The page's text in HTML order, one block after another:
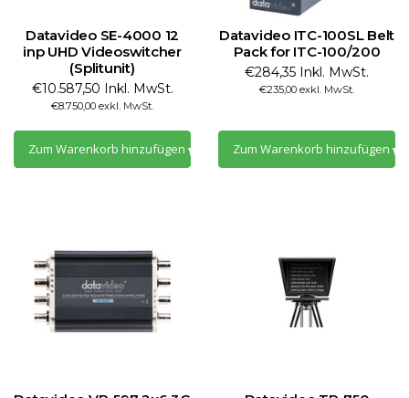
Datavideo SE-4000 12
inp UHD Videoswitcher
(Splitunit)
€10.587,50 Inkl. MwSt.
€8.750,00 exkl. MwSt.
Zum Warenkorb hinzufügen
Datavideo ITC-100SL Belt
Pack for ITC-100/200
€284,35 Inkl. MwSt.
€235,00 exkl. MwSt.
Zum Warenkorb hinzufügen